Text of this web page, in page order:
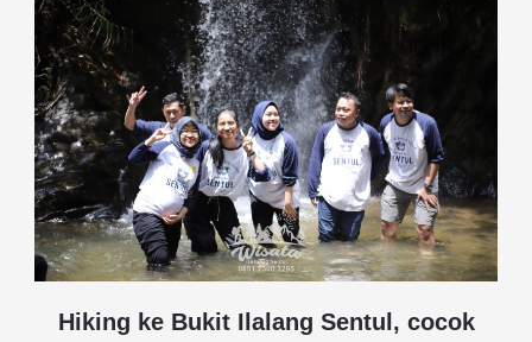
Hiking ke Bukit Ilalang Sentul, cocok